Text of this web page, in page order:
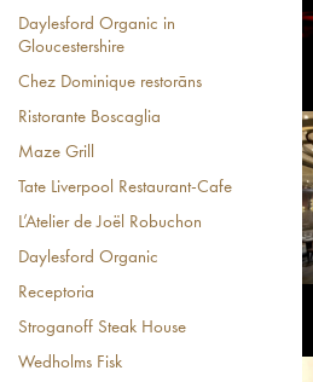
Daylesford Organic in
Gloucestershire
Chez Dominique restorāns
Ristorante Boscaglia
Maze Grill
Tate Liverpool Restaurant-Cafe
L’Atelier de Joël Robuchon
Daylesford Organic
Receptoria
Stroganoff Steak House
Wedholms Fisk